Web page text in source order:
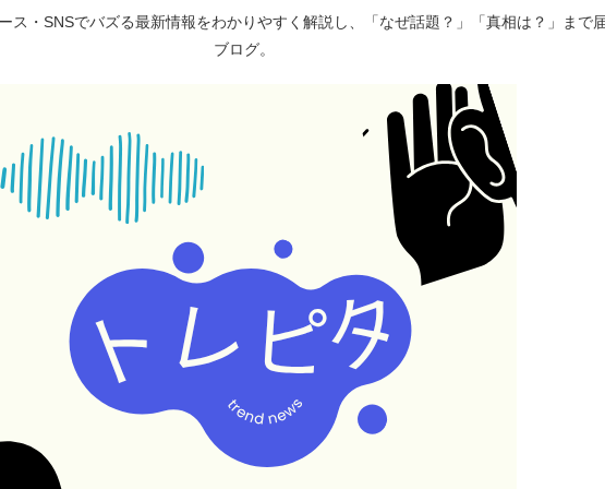
ス・SNSでバズる最新情報をわかりやすく解説し、「なぜ話題？」「真相は？」まで
ブログ。